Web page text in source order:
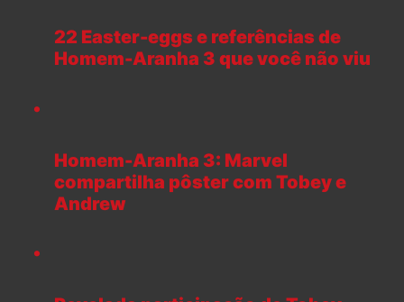
22 Easter-eggs e referências de
Homem-Aranha 3 que você não viu
Homem-Aranha 3: Marvel
compartilha pôster com Tobey e
Andrew